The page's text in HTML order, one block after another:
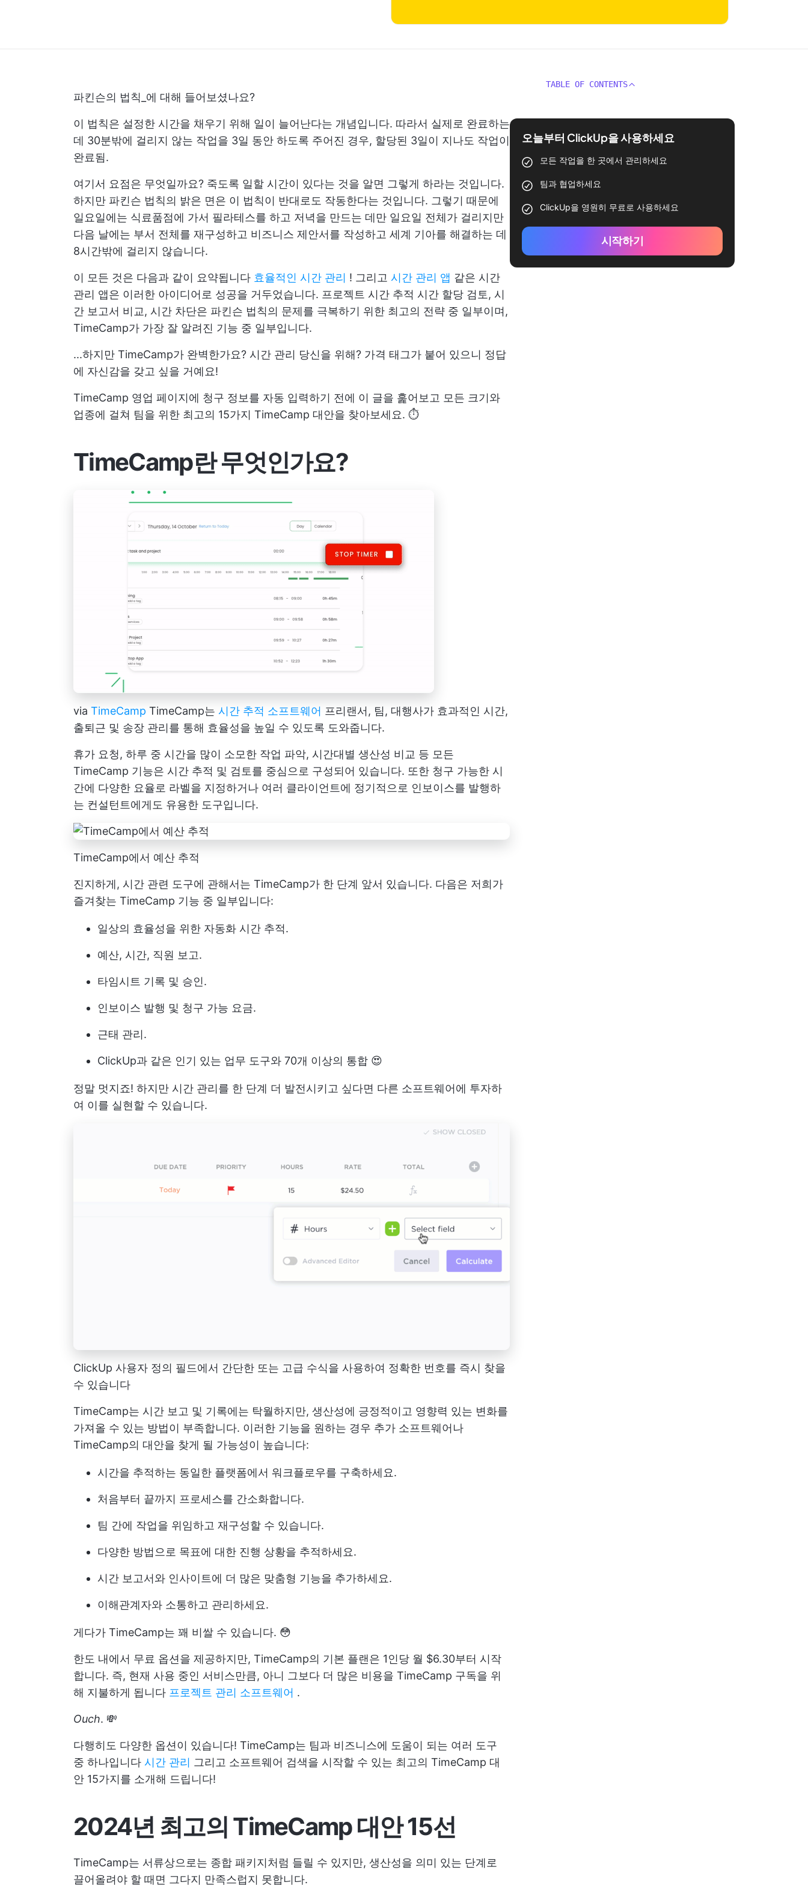
파킨슨의 법칙_에 대해 들어보셨나요?
이 법칙은 설정한 시간을 채우기 위해 일이 늘어난다는 개념입니다. 따라서 실제로 완료하는
데 30분밖에 걸리지 않는 작업을 3일 동안 하도록 주어진 경우, 할당된 3일이 지나도 작업이
완료됨.
여기서 요점은 무엇일까요? 죽도록 일할 시간이 있다는 것을 알면 그렇게 하라는 것입니다.
하지만 파킨슨 법칙의 밝은 면은 이 법칙이 반대로도 작동한다는 것입니다. 그렇기 때문에
일요일에는 식료품점에 가서 필라테스를 하고 저녁을 만드는 데만 일요일 전체가 걸리지만
다음 날에는 부서 전체를 재구성하고 비즈니스 제안서를 작성하고 세계 기아를 해결하는 데
8시간밖에 걸리지 않습니다.
이 모든 것은 다음과 같이 요약됩니다 효율적인 시간 관리 ! 그리고 시간 관리 앱 같은 시간
관리 앱은 이러한 아이디어로 성공을 거두었습니다. 프로젝트 시간 추적 시간 할당 검토, 시
간 보고서 비교, 시간 차단은 파킨슨 법칙의 문제를 극복하기 위한 최고의 전략 중 일부이며,
TimeCamp가 가장 잘 알려진 기능 중 일부입니다.
...하지만 TimeCamp가 완벽한가요? 시간 관리 당신을 위해? 가격 태그가 붙어 있으니 정답
에 자신감을 갖고 싶을 거예요!
TimeCamp 영업 페이지에 청구 정보를 자동 입력하기 전에 이 글을 훑어보고 모든 크기와
업종에 걸쳐 팀을 위한 최고의 15가지 TimeCamp 대안을 찾아보세요. ⏱
TimeCamp란 무엇인가요?
via TimeCamp TimeCamp는 시간 추적 소프트웨어 프리랜서, 팀, 대행사가 효과적인 시간,
출퇴근 및 송장 관리를 통해 효율성을 높일 수 있도록 도와줍니다.
휴가 요청, 하루 중 시간을 많이 소모한 작업 파악, 시간대별 생산성 비교 등 모든
TimeCamp 기능은 시간 추적 및 검토를 중심으로 구성되어 있습니다. 또한 청구 가능한 시
간에 다양한 요율로 라벨을 지정하거나 여러 클라이언트에 정기적으로 인보이스를 발행하
는 컨설턴트에게도 유용한 도구입니다.
TimeCamp에서 예산 추적
진지하게, 시간 관련 도구에 관해서는 TimeCamp가 한 단계 앞서 있습니다. 다음은 저희가
즐겨찾는 TimeCamp 기능 중 일부입니다:
일상의 효율성을 위한 자동화 시간 추적.
예산, 시간, 직원 보고.
타임시트 기록 및 승인.
인보이스 발행 및 청구 가능 요금.
근태 관리.
ClickUp과 같은 인기 있는 업무 도구와 70개 이상의 통합 😍
정말 멋지죠! 하지만 시간 관리를 한 단계 더 발전시키고 싶다면 다른 소프트웨어에 투자하
여 이를 실현할 수 있습니다.
ClickUp 사용자 정의 필드에서 간단한 또는 고급 수식을 사용하여 정확한 번호를 즉시 찾을
수 있습니다
TimeCamp는 시간 보고 및 기록에는 탁월하지만, 생산성에 긍정적이고 영향력 있는 변화를
가져올 수 있는 방법이 부족합니다. 이러한 기능을 원하는 경우 추가 소프트웨어나
TimeCamp의 대안을 찾게 될 가능성이 높습니다:
시간을 추적하는 동일한 플랫폼에서 워크플로우를 구축하세요.
처음부터 끝까지 프로세스를 간소화합니다.
팀 간에 작업을 위임하고 재구성할 수 있습니다.
다양한 방법으로 목표에 대한 진행 상황을 추적하세요.
시간 보고서와 인사이트에 더 많은 맞춤형 기능을 추가하세요.
이해관계자와 소통하고 관리하세요.
게다가 TimeCamp는 꽤 비쌀 수 있습니다. 😳
한도 내에서 무료 옵션을 제공하지만, TimeCamp의 기본 플랜은 1인당 월 $6.30부터 시작
합니다. 즉, 현재 사용 중인 서비스만큼, 아니 그보다 더 많은 비용을 TimeCamp 구독을 위
해 지불하게 됩니다 프로젝트 관리 소프트웨어 .
Ouch. 💸
다행히도 다양한 옵션이 있습니다! TimeCamp는 팀과 비즈니스에 도움이 되는 여러 도구
중 하나입니다 시간 관리 그리고 소프트웨어 검색을 시작할 수 있는 최고의 TimeCamp 대
안 15가지를 소개해 드립니다!
2024년 최고의 TimeCamp 대안 15선
TimeCamp는 서류상으로는 종합 패키지처럼 들릴 수 있지만, 생산성을 의미 있는 단계로
끌어올려야 할 때면 그다지 만족스럽지 못합니다.
TABLE OF CONTENTS
오늘부터 ClickUp을 사용하세요
모든 작업을 한 곳에서 관리하세요
팀과 협업하세요
ClickUp을 영원히 무료로 사용하세요
시작하기